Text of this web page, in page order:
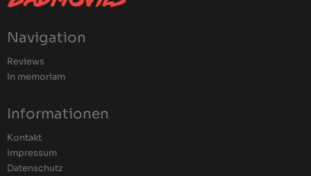
Navigation
Reviews
In memoriam
Informationen
Kontakt
Impressum
Datenschutz